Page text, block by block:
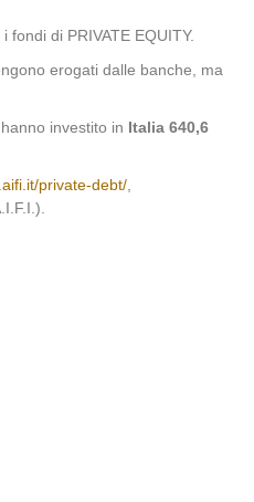
fondi di PRIVATE EQUITY.
erogati dalle banche, ma
investito in Italia 640,6
private-debt/,